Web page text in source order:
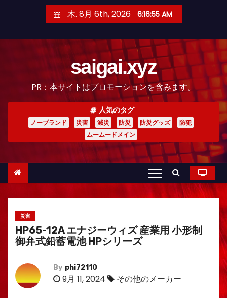
木. 8月 6th, 2026 6:16:57 AM
saigai.xyz
PR：本サイトはプロモーションを含みます。
人気のタグ
ノーブランド 災害 減災 防災 防災グッズ
防犯
ムームードメイン
災害
HP65-12A エナジーウィズ 産業用 小形制
御弁式鉛蓄電池 HPシリーズ
By phi72110
9月 11, 2024 その他のメーカー